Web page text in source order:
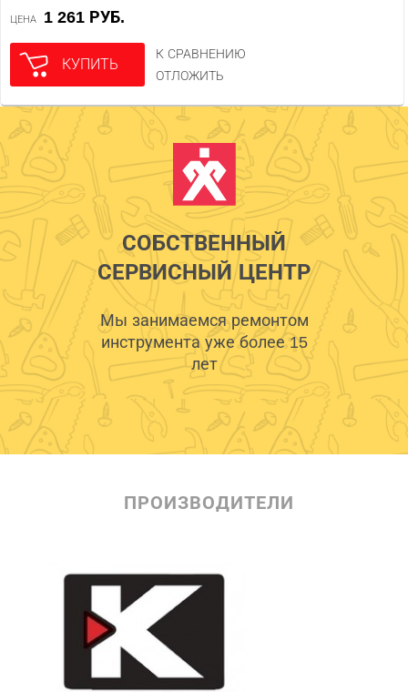
ЦЕНА 1 261 РУБ.
КУПИТЬ
К СРАВНЕНИЮ
ОТЛОЖИТЬ
СОБСТВЕННЫЙ
СЕРВИСНЫЙ ЦЕНТР
Мы занимаемся ремонтом
инструмента уже более 15
лет
ПРОИЗВОДИТЕЛИ